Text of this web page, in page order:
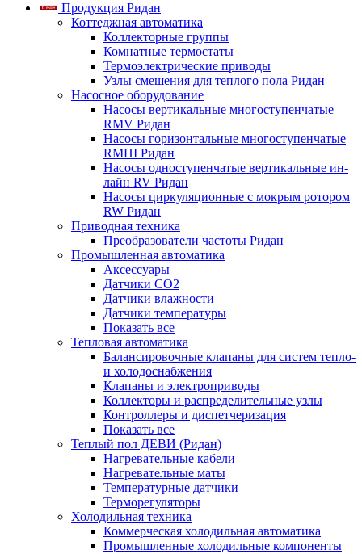
Продукция Ридан
Коттеджная автоматика
Коллекторные группы
Комнатные термостаты
Термоэлектрические приводы
Узлы смешения для теплого пола Ридан
Насосное оборудование
Насосы вертикальные многоступенчатые
RMV Ридан
Насосы горизонтальные многоступенчатые
RMHI Ридан
Насосы одноступенчатые вертикальные ин-
лайн RV Ридан
Насосы циркуляционные с мокрым ротором
RW Ридан
Приводная техника
Преобразователи частоты Ридан
Промышленная автоматика
Аксессуары
Датчики CO2
Датчики влажности
Датчики температуры
Показать все
Тепловая автоматика
Балансировочные клапаны для систем тепло-
и холодоснабжения
Клапаны и электроприводы
Коллекторы и распределительные узлы
Контроллеры и диспетчеризация
Показать все
Теплый пол ДЕВИ (Ридан)
Нагревательные кабели
Нагревательные маты
Температурные датчики
Терморегуляторы
Холодильная техника
Коммерческая холодильная автоматика
Промышленные холодильные компоненты